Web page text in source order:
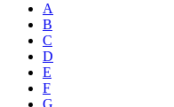
A
B
C
D
E
F
G